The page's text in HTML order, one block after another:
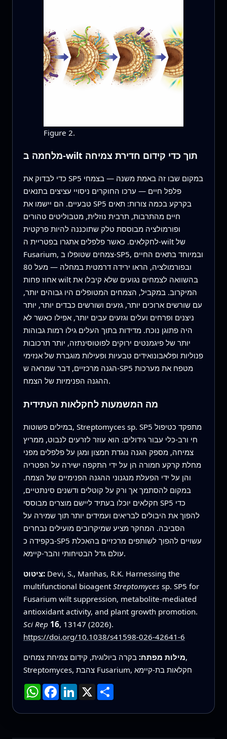
Figure 2.
מלחמה ב-wilt תוך כדי קידום חדירת צמיחה
כדי לבדוק את SP5 במקום שבו זה באמת משנה — בצמחי
פלפל חיים — ערכו החוקרים ניסויי עציצים בתנאים
טבעיים. הם יישמו את SP5 בקרקע בכמה צורות: תאים
חיים מהתרבות, תרבית נוזלית, מטבוליטים טהורים
ופורמולציה מבוססת טלק שתוכננה להיות פרקטית
לחקלאים. כאשר פלפלים אתגרו בפטריית ה-wilt של
Fusarium, צמחים שטופלו ב-SP5, ובמיוחד בתאים החיים
ובפורמולציה, הראו ירידה דרמטית במחלה — מעל 80
אחוז פחות wilt בהשוואה לצמחים נגועים שלא קיבלו את
המיקרוב. במקביל, הצמחים המטופלים היו גבוהים יותר,
עם שורשים ארוכים יותר, גזעים ושורשים כבדים יותר, יותר
ניצנים ופרחים ועלים וגזעים עבים יותר, אפילו כאשר לא
היה פתוגן נוכח. מדידות בתוך העלים גילו רמות גבוהות
יותר של פיגמנטים ירוקים לפוטוסינתזה, יותר תרכובות
פנוליות ופלאבונואידים טבעיות ופעילות מוגברת של אנזימי
הגנה מרכזיים, דבר שמראה ש-SP5 מטפח את מערכות
ההגנה הפנימיות של הצמח.
מה המשמעות לחקלאות העתידית
במילים פשוטות, Streptomyces sp. SP5 מתפקד כטיפול
חי ורב-כלי עבור גידולים: הוא עוזר לזרעים לנבוט, ממריץ
צמיחה, מספק הגנה נוגדת חמצון ומגן על פלפלים מפני
מחלת קרקע חמורה הן על ידי התקפה ישירה על הפטריה
והן על ידי הפעלת מנגנוני ההגנה הפנימיים של הצמח.
במקום להסתמך אך ורק על קוטלים ודשנים סינתטיים,
חקלאים יוכלו בעתיד ליישם מוצרים מבוססי SP5 כדי
להפוך את היבולים לבריאים ועמידים יותר תוך שמירה על
הסביבה. המחקר מציע שמיקרובים מועילים נבחרים
בקפידה כ-SP5 עשויים להפוך לשותפים מרכזיים בהאכלת
עולם גדל הבטיחותי והבר-קיימא.
ציטוט: Devi, S., Manhas, R.K. Harnessing the
multifunctional bioagent Streptomyces sp. SP5 for
Fusarium wilt suppression, metabolite-mediated
antioxidant activity, and plant growth promotion.
Sci Rep 16, 13147 (2026).
https://doi.org/10.1038/s41598-026-42641-6
מילות מפתח:בקרה ביולוגית, קידום צמיחת צמחים,
Streptomyces, צהבת Fusarium, חקלאות בת-קיימא
WhatsApp
Facebook
LinkedIn
X שתף